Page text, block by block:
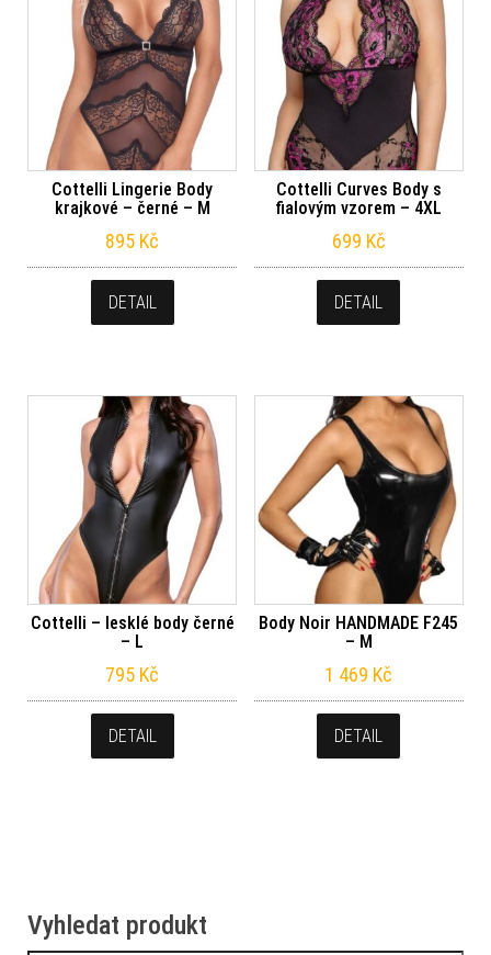
Cottelli Lingerie Body
krajkové – černé – M
895 Kč
DETAIL
Cottelli Curves Body s
fialovým vzorem – 4XL
699 Kč
DETAIL
Cottelli – lesklé body černé
– L
795 Kč
DETAIL
Body Noir HANDMADE F245
– M
1 469 Kč
DETAIL
Vyhledat produkt